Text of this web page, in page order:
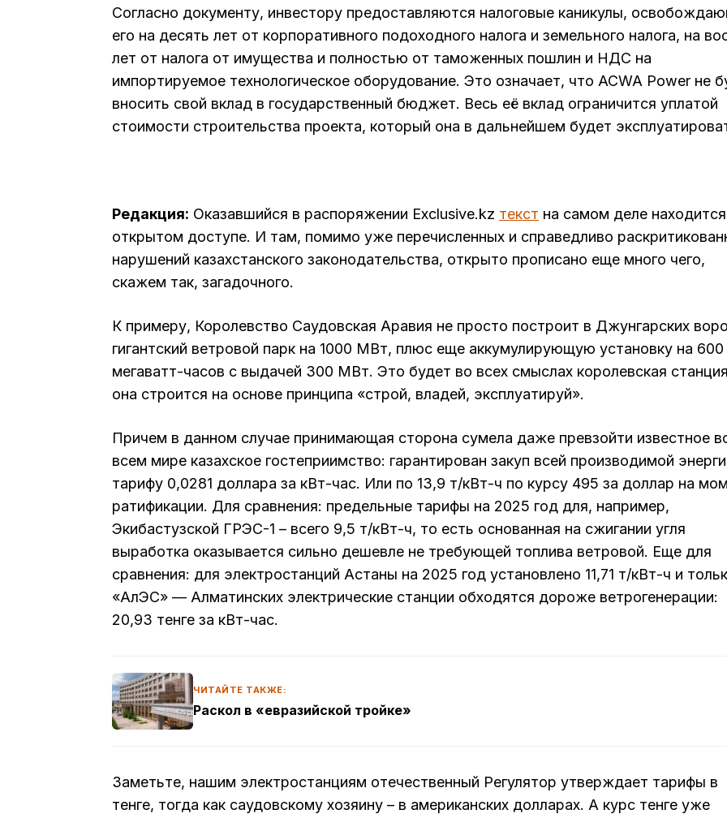
Согласно документу, инвестору предоставляются налоговые каникулы,
его на десять лет от корпоративного подоходного налога и земельного налога, на
лет от налога от имущества и полностью от таможенных пошлин и НДС на
импортируемое технологическое оборудование. Это означает, что ACWA Power не
вносить свой вклад в государственный бюджет. Весь её вклад ограничится уплатой
стоимости строительства проекта, который она в дальнейшем будет
Редакция: Оказавшийся в распоряжении Exclusive.kz текст на самом деле
открытом доступе. И там, помимо уже перечисленных и справедливо
нарушений казахстанского законодательства, открыто прописано еще много чего,
скажем так, загадочного.
К примеру, Королевство Саудовская Аравия не просто построит в Джунгарских
гигантский ветровой парк на 1000 МВт, плюс еще аккумулирующую установку на 600
мегаватт-часов с выдачей 300 МВт. Это будет во всех смыслах королевская
она строится на основе принципа «строй, владей, эксплуатируй».
Причем в данном случае принимающая сторона сумела даже превзойти известное
всем мире казахское гостеприимство: гарантирован закуп всей производимой
тарифу 0,0281 доллара за кВт-час. Или по 13,9 т/кВт-ч по курсу 495 за доллар на
ратификации. Для сравнения: предельные тарифы на 2025 год для, например,
Экибастузской ГРЭС-1 – всего 9,5 т/кВт-ч, то есть основанная на сжигании угля
выработка оказывается сильно дешевле не требующей топлива ветровой. Еще для
сравнения: для электростанций Астаны на 2025 год установлено 11,71 т/кВт-ч и
«АлЭС» — Алматинских электрические станции обходятся дороже ветрогенерации:
20,93 тенге за кВт-час.
ЧИТАЙТЕ ТАКЖЕ:
Раскол в «евразийской тройке»
Заметьте, нашим электростанциям отечественный Регулятор утверждает тарифы в
тенге, тогда как саудовскому хозяину – в американских долларах. А курс тенге уже